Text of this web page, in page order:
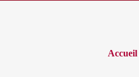
Accueil